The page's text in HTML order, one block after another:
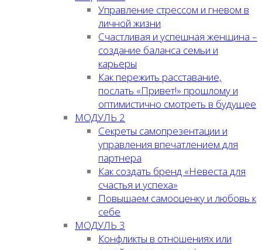
Управление стрессом и гневом в
личной жизни
Счастливая и успешная женщина –
создание баланса семьи и
карьеры
Как пережить расставание,
послать «Привет!» прошлому и
оптимистично смотреть в будущее
МОДУЛЬ 2
Секреты самопрезентации и
управления впечатлением для
партнера
Как создать бренд «Невеста для
счастья и успеха»
Повышаем самооценку и любовь к
себе
МОДУЛЬ 3
Конфликты в отношениях или